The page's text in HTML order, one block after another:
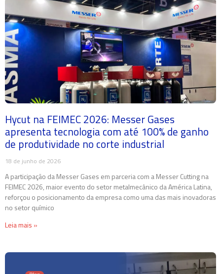
Hycut na FEIMEC 2026: Messer Gases
apresenta tecnologia com até 100% de ganho
de produtividade no corte industrial
18 de junho de 2026
A participação da Messer Gases em parceria com a Messer Cutting na
FEIMEC 2026, maior evento do setor metalmecânico da América Latina,
reforçou o posicionamento da empresa como uma das mais inovadoras
no setor químico
Leia mais »